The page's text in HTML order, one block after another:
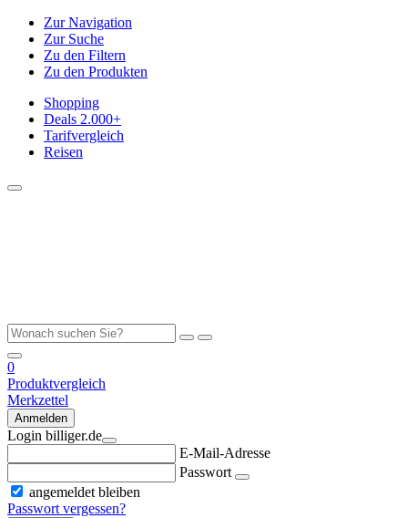
Zur Navigation
Zur Suche
Zu den Filtern
Zu den Produkten
Shopping
Deals 2.000+
Tarifvergleich
Reisen
0
Produktvergleich
Merkzettel
Anmelden
Login billiger.de
E-Mail-Adresse
Passwort
angemeldet bleiben
Passwort vergessen?